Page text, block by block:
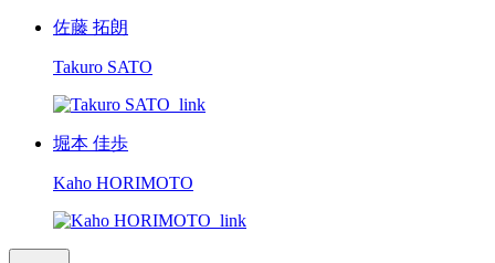
佐藤 拓朗
Takuro SATO
堀本 佳歩
Kaho HORIMOTO